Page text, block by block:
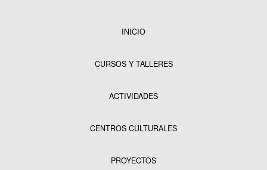
INICIO
CURSOS Y TALLERES
ACTIVIDADES
CENTROS CULTURALES
PROYECTOS